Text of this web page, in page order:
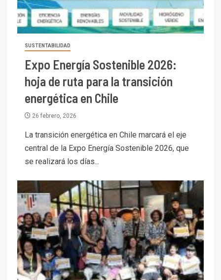
SUSTENTABILIDAD
Expo Energía Sostenible 2026:
hoja de ruta para la transición
energética en Chile
26 febrero, 2026
La transición energética en Chile marcará el eje
central de la Expo Energía Sostenible 2026, que
se realizará los días...